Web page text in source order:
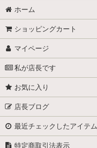
ホーム
ショッピングカート
マイページ
私が店長です
お気に入り
店長ブログ
最近チェックしたアイテム
特定商取引法表示